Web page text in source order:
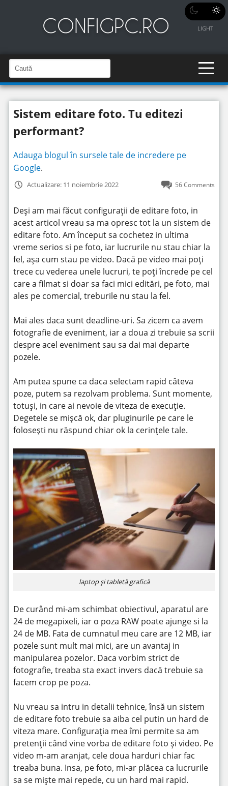
LIGHT
a
u
t
C
a
u
î
n
i
t
Sistem editare foto. Tu editezi
performant?
Adauga blogul în sursele tale de incredere pe
Google.
Actualizare: 11 noiembrie 2022 56 Comments
Deși am mai făcut configurații de editare foto, in
acest articol vreau sa ma opresc tot la un sistem de
editare foto. Am început sa cochetez in ultima
vreme serios si pe foto, iar lucrurile nu stau chiar la
fel, așa cum stau pe video. Dacă pe video mai poți
trece cu vederea unele lucruri, te poți încrede pe cel
care a filmat si doar sa faci mici editări, pe foto, mai
ales pe comercial, treburile nu stau la fel.
Mai ales daca sunt deadline-uri. Sa zicem ca avem
fotografie de eveniment, iar a doua zi trebuie sa scrii
despre acel eveniment sau sa dai mai departe
pozele.
Am putea spune ca daca selectam rapid câteva
poze, putem sa rezolvam problema. Sunt momente,
totuși, in care ai nevoie de viteza de execuție.
Degetele se mișcă ok, dar pluginurile pe care le
folosești nu răspund chiar ok la cerințele tale.
laptop și tabletă grafică
De curând mi-am schimbat obiectivul, aparatul are
24 de megapixeli, iar o poza RAW poate ajunge si la
24 de MB. Fata de cumnatul meu care are 12 MB, iar
pozele sunt mult mai mici, are un avantaj in
manipularea pozelor. Daca vorbim strict de
fotografie, treaba sta exact invers dacă trebuie sa
facem crop pe poza.
Nu vreau sa intru in detalii tehnice, însă un sistem
de editare foto trebuie sa aiba cel putin un hard de
viteza mare. Configurația mea îmi permite sa am
pretenții când vine vorba de editare foto și video. Pe
video m-am aranjat, cele doua harduri chiar fac
treaba buna. Insa, pe foto, mi-ar plăcea ca lucrurile
sa se miște mai repede, cu un hard mai rapid.